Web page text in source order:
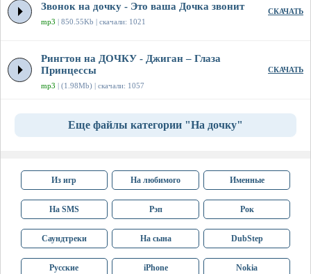
Звонок на дочку - Это ваша Дочка звонит
mp3 | 850.55Kb | скачали: 1021
СКАЧАТЬ
Рингтон на ДОЧКУ - Джиган – Глаза
Принцессы
mp3 | (1.98Mb) | скачали: 1057
СКАЧАТЬ
Еще файлы категории "На дочку"
Из игр На любимого Именные
На SMS Рэп Рок
Саундтреки На сына DubStep
Русские iPhone Nokia